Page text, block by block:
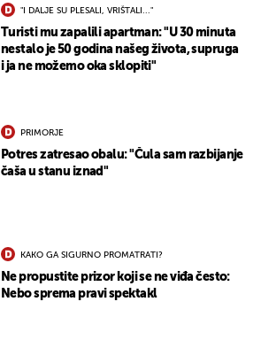
"I DALJE SU PLESALI, VRIŠTALI..."
Turisti mu zapalili apartman: "U 30 minuta
nestalo je 50 godina našeg života, supruga
i ja ne možemo oka sklopiti"
PRIMORJE
Potres zatresao obalu: "Čula sam razbijanje
čaša u stanu iznad"
KAKO GA SIGURNO PROMATRATI?
Ne propustite prizor koji se ne viđa često:
Nebo sprema pravi spektakl